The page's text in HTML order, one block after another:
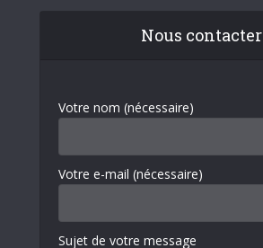
Nous contacter
Votre nom (nécessaire)
Votre e-mail (nécessaire)
Sujet de votre message